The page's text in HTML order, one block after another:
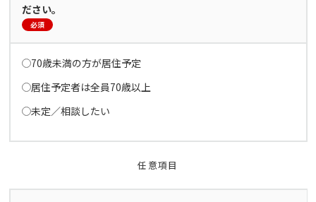
ださい。
必須
70歳未満の方が居住予定
居住予定者は全員70歳以上
未定／相談したい
任意項目